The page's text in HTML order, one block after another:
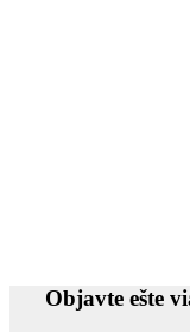
Objavte ešte